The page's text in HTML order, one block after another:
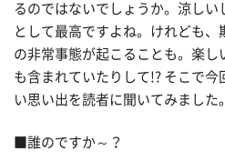
るのではないでしょうか。涼し
として最高ですよね。けれども
の非常事態が起こることも。楽し
も含まれていたりして!? そこで
い思い出を読者に聞いてみました。
■誰のですか～？